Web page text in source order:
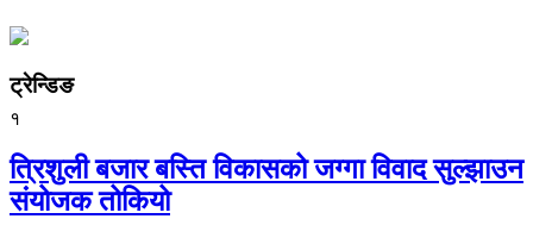
ट्रेन्डिङ
१
त्रिशुली बजार बस्ति विकासको जग्गा विवाद सुल्झाउन
संयोजक तोकियो